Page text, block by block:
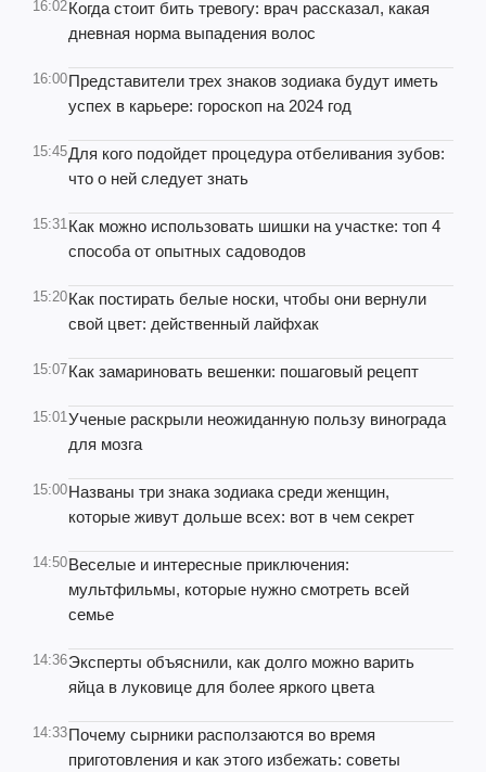
16:02Когда стоит бить тревогу: врач рассказал, какая
дневная норма выпадения волос
16:00Представители трех знаков зодиака будут иметь
успех в карьере: гороскоп на 2024 год
15:45Для кого подойдет процедура отбеливания зубов:
что о ней следует знать
15:31Как можно использовать шишки на участке: топ 4
способа от опытных садоводов
15:20Как постирать белые носки, чтобы они вернули
свой цвет: действенный лайфхак
15:07Как замариновать вешенки: пошаговый рецепт
15:01Ученые раскрыли неожиданную пользу винограда
для мозга
15:00Названы три знака зодиака среди женщин,
которые живут дольше всех: вот в чем секрет
14:50Веселые и интересные приключения:
мультфильмы, которые нужно смотреть всей
семье
14:36Эксперты объяснили, как долго можно варить
яйца в луковице для более яркого цвета
14:33Почему сырники расползаются во время
приготовления и как этого избежать: советы